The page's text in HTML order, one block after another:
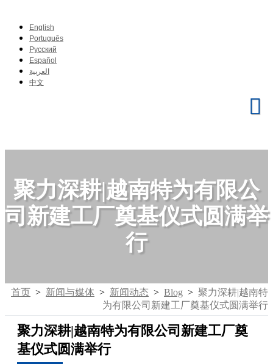
English
Português
Pусский
Español
العربية
中文
聚力深耕|越南特为有限公
司新建工厂奠基仪式圆满举
行
首页 > 新闻与媒体 > 新闻动态 > Blog > 聚力深耕|越南特
为有限公司新建工厂奠基仪式圆满举行
聚力深耕|越南特为有限公司新建工厂奠
基仪式圆满举行